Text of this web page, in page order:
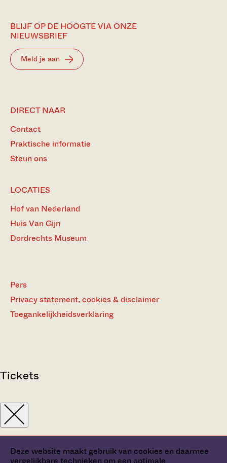
Deze website maakt gebruik van cookies en daarmee
BLIJF OP DE HOOGTE VIA ONZE
NIEUWSBRIEF
Meld je aan
DIRECT NAAR
Contact
Praktische informatie
Steun ons
LOCATIES
Hof van Nederland
Huis Van Gijn
Dordrechts Museum
Pers
Privacy statement, cookies & disclaimer
Toegankelijkheidsverklaring
Tickets